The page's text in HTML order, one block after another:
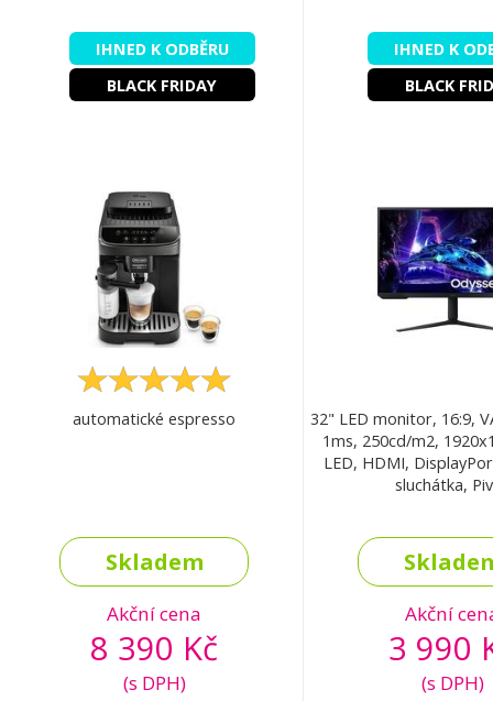
IHNED K ODBĚRU
BLACK FRIDAY
automatické espresso
Skladem
Akční cena
8 390 Kč
(s DPH)
IHNED K
BLACK
32" LED monitor, 16:9,
1ms, 250cd/m2,
LED, HDMI,
sluchátka,
Akční
3 990
(s DPH)